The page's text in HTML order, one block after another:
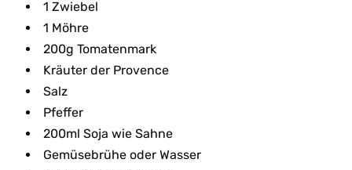
1 Zwiebel
1 Möhre
200g Tomatenmark
Kräuter der Provence
Salz
Pfeffer
200ml Soja wie Sahne
Gemüsebrühe oder Wasser